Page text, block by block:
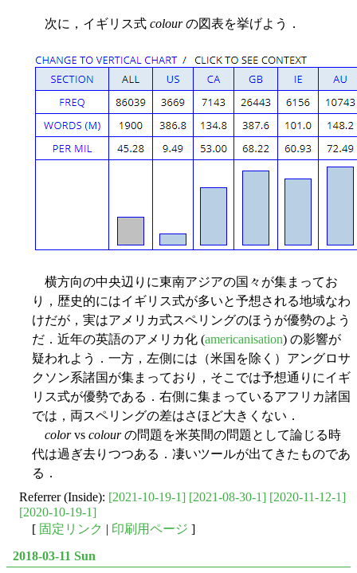
次に，イギリス式 colourの図表を挙げよう．
横方向の中央辺りに東南アジアの国々が集まってお
り，歴史的にはイギリス式が多いと予想される地域なわ
けだが，実はアメリカ式スペリングのほうが優勢のよう
だ．近年の英語のアメリカ化 (americanisation) の影響が
疑われよう．一方，左側には（米国を除く）アングロサ
クソン系諸国が集まっており，そこでは予想通りにイギ
リス式が優勢である．右側に集まっているアフリカ諸国
では，両スペリングの差はさほど大きくない．
colorvs colourの問題を米英間の問題として論じる時
代は過ぎ去りつつある．凄いツールが出てきたものであ
る．
Referrer (Inside): [2021-10-19-1] [2021-08-30-1] [2020-11-12-1]
[2020-10-19-1]
[ 固定リンク | 印刷用ページ ]
2018-03-11 Sun